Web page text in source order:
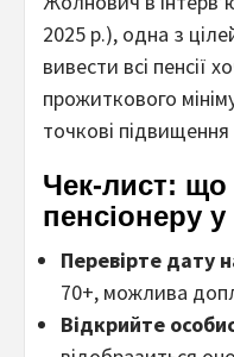
2025 р.), одна з
вивести всі пенсії
прожиткового
точкові
Чек-лист: що
пенсіонеру
Перевірте дату
70+, можлива
Відкрийте